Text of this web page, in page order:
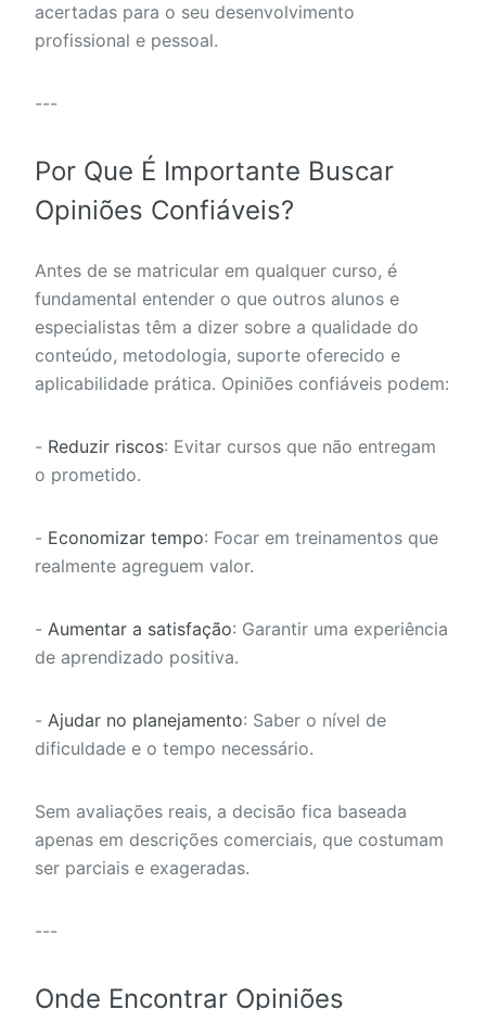
acertadas para o seu desenvolvimento
profissional e pessoal.
---
Por Que É Importante Buscar
Opiniões Confiáveis?
Antes de se matricular em qualquer curso, é
fundamental entender o que outros alunos e
especialistas têm a dizer sobre a qualidade do
conteúdo, metodologia, suporte oferecido e
aplicabilidade prática. Opiniões confiáveis podem:
- Reduzir riscos: Evitar cursos que não entregam
o prometido.
- Economizar tempo: Focar em treinamentos que
realmente agreguem valor.
- Aumentar a satisfação: Garantir uma experiência
de aprendizado positiva.
- Ajudar no planejamento: Saber o nível de
dificuldade e o tempo necessário.
Sem avaliações reais, a decisão fica baseada
apenas em descrições comerciais, que costumam
ser parciais e exageradas.
---
Onde Encontrar Opiniões